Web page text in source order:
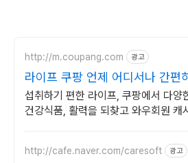
http://m.coupang.com 광고
라이프 쿠팡 언제 어디서나 간편
섭취하기 편한 라이프, 쿠팡에서 다양
건강식품, 활력을 되찾고 와우회원 캐
http://cafe.naver.com/caresoft 광고